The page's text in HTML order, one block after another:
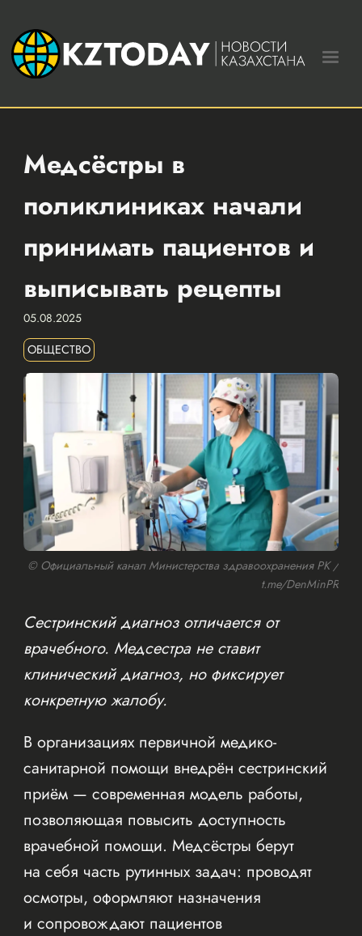
Медсёстры в
поликлиниках начали
принимать пациентов и
выписывать рецепты
05.08.2025
ОБЩЕСТВО
© Официальный канал Министерства здравоохранения РК /
t.me/DenMinPR
Сестринский диагноз отличается от
врачебного. Медсестра не ставит
клинический диагноз, но фиксирует
конкретную жалобу.
В организациях первичной медико-
санитарной помощи внедрён сестринский
приём — современная модель работы,
позволяющая повысить доступность
врачебной помощи. Медсёстры берут
на себя часть рутинных задач: проводят
осмотры, оформляют назначения
и сопровождают пациентов